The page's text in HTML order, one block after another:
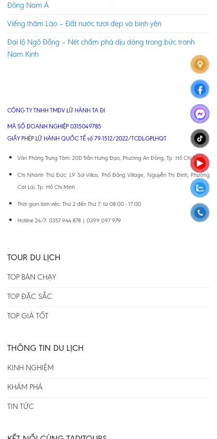
Đông Nam Á
Viếng thăm Lào – Đất nước tươi đẹp và bình yên
Đại lộ Ngô Đồng – Nét chấm phá dịu dàng trong bức tranh
Nam Kinh
CÔNG TY TNHH TMDV LỮ HÀNH TA ĐI
MÃ SỐ DOANH NGHIỆP 0315049785
GIẤY PHÉP LỮ HÀNH QUỐC TẾ số 79-1512/2022/TCDL-GPLHQT
Văn Phòng Trung Tâm: 20D Trần Hưng Đạo, Phường An Đông, Tp. Hồ Chí Minh
Chi Nhánh Thủ Đức: L9 Sol Villas, Phố Đông Village, Nguyễn Thị Định, Phường
Cát Lái, Tp. Hồ Chí Minh
Thời gian làm việc: Thứ 2 đến Thứ 7, từ 08:00 - 17:00
Hotline 24/7: 0357 944 878 | 0399 097 979
TOUR DU LỊCH
TOP BÁN CHẠY
TOP ĐẶC SẮC
TOP GIÁ TỐT
THÔNG TIN DU LỊCH
KINH NGHIỆM
KHÁM PHÁ
TIN TỨC